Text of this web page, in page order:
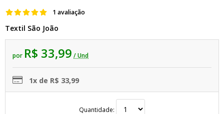
1 avaliação
Textil São João
por R$ 33,99 / Und
1x de R$ 33,99
Quantidade: